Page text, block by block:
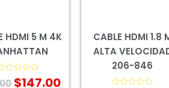
HDMI 5 M 4K
Valorado
$147.00
CABLE HDMI 1.8
ALTA
206-846